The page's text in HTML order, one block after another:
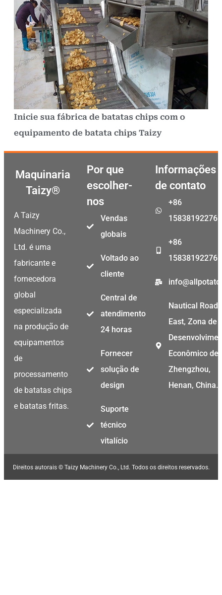
Inicie sua fábrica de batatas chips com o
equipamento de batata chips Taizy
Maquinaria
Taizy®
A Taizy
Machinery Co.,
Ltd. é uma
fabricante e
fornecedora
global
especializada
na produção de
equipamentos
de
processamento
de batatas chips
e batatas fritas.
Por que
escolher-
nos
Vendas
globais
Voltado ao
cliente
Central de
atendimento
24 horas
Fornecer
solução de
design
Suporte
técnico
vitalício
Informações
de contato
+86
15838192276
+86
15838192276
Nautical Road
East, Zona de
Econômico de
Zhengzhou,
Henan, China.
Direitos autorais © Taizy Machinery Co., Ltd. Todos os direitos reservados.